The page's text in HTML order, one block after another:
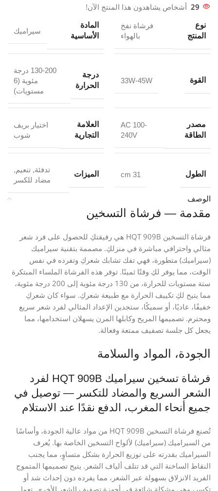
29 أشخاص يشاهدون هذا المنتج الآن!
نوع
المنتج
فرشاة نفخ
بالهواء
المادة
الأساسية
سيراميك
القوة 33W-45W
درجة
الحرارة
130-200 درجة
مئوية (6
مستويات)
مصدر
الطاقة
AC 100-
240V
العلامة
التجارية
اختيار بريف
شوب
الطول 31 cm الميزات
تدفئة, تنعيم,
مضاد للكسر
الوصف
مقدمة — فرشاة التسخين
فرشاة التسخين HQT 909B هي رفيقتكِ للحصول على فرد شعر
مثالي واحترافي مباشرة في منزلكِ. مصممة بتقنية سيراميك
(سيراميك) متطورة، فهي تفك تشابك شعركِ وتفرده في نفس
الوقت، مما يوفر لكِ وقتًا ثمينًا. توفر هذه الفرشاة الملساء المبتكرة
ستة مستويات للحرارة، من 130 درجة مئوية إلى 200 درجة مئوية،
مما يتيح لكِ تكييف الحرارة مع طبيعة شعركِ. سواء كان شعركِ
خفيفًا، عاديًا، أو سميكًا، ستجدين الإعداد المثالي لفرد شعر سريع
ومحترم. تصميمها المريح وكابلها المرن يسهلان استخدامها، مما
يجعل كل جلسة تصفيف ممتعة وفعالة.
الجودة، المواد والسلامة
فرشاة تسخين سيراميك HQT 909B لفرد
الشعر السريع والمضاد للتكسر — توصيل في
جميع أنحاء المغرب، الدفع نقدًا عند الاستلام
تُصنع فرشاة التسخين HQT 909B من مواد عالية الجودة، وأساسًا
من السيراميك (سيراميك) لألواح التسخين الخاصة بها. يُعرف
السيراميك بقدرته على توزيع الحرارة بشكل متساوٍ، مما يجنب
النقاط الساخنة التي قد تتلف ألياف الشعر. يتيح تصميمها المتموج
الفريد الانزلاق بسهولة عبر الشعر، مما يفرده دون إحداث شد أو
تكسر، وهي مشكلة شائعة في أجهزة تصفيف الشعر الأخرى. تعمل